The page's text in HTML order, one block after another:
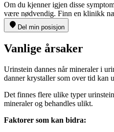
Om du kjenner igjen disse
være nødvendig. Finn en klinikk
Del min posisjon
Vanlige årsaker
Urinstein dannes når mineraler i
danner krystaller som over tid kan
Det finnes flere ulike typer
mineraler og behandles ulikt.
Faktorer som kan bidra: